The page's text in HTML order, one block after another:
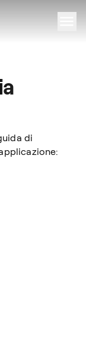
di